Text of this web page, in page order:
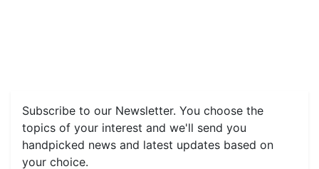
Subscribe to our Newsletter. You choose the
topics of your interest and we'll send you
handpicked news and latest updates based on
your choice.